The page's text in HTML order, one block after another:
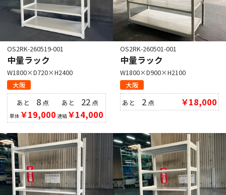
OS2RK-260519-001
中量ラック
W1800×D720×H2400
大阪
あと 8 点
単体 ￥19,000
あと 22 点
連結￥14,000
OS2RK-260501-001
中量ラック
W1800×D900×H2100
大阪
あと 2 点 ￥18,000